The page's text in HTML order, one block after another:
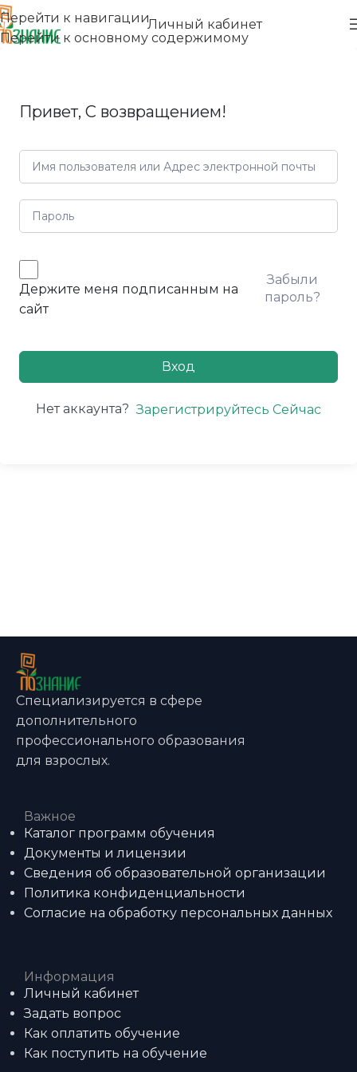
Перейти к навигации
Перейти к основному содержимому
Личный кабинет
Привет, С возвращением!
Держите меня подписанным на
сайт
Забыли
пароль?
Вход
Нет аккаунта? Зарегистрируйтесь Сейчас
Специализируется в сфере
дополнительного
профессионального образования
для взрослых.
Важное
Каталог программ обучения
Документы и лицензии
Сведения об образовательной организации
Политика конфиденциальности
Согласие на обработку персональных данных
Информация
Личный кабинет
Задать вопрос
Как оплатить обучение
Как поступить на обучение